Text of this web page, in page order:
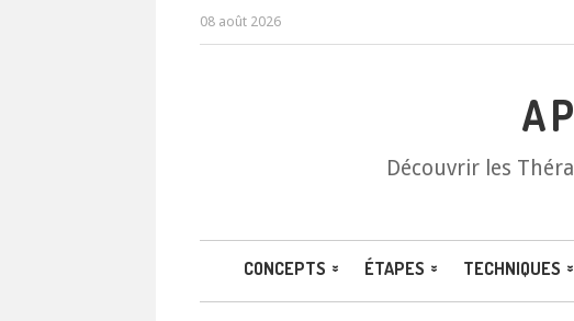
08 août 2026
Découvrir les
CONCEPTS ÉTAPES TECHNIQUES